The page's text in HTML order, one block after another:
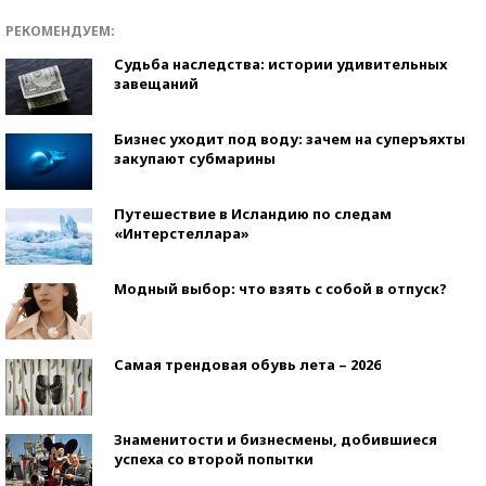
РЕКОМЕНДУЕМ:
Судьба наследства: истории удивительных
завещаний
Бизнес уходит под воду: зачем на суперъяхты
закупают субмарины
Путешествие в Исландию по следам
«Интерстеллара»
Модный выбор: что взять с собой в отпуск?
Самая трендовая обувь лета – 2026
Знаменитости и бизнесмены, добившиеся
успеха со второй попытки